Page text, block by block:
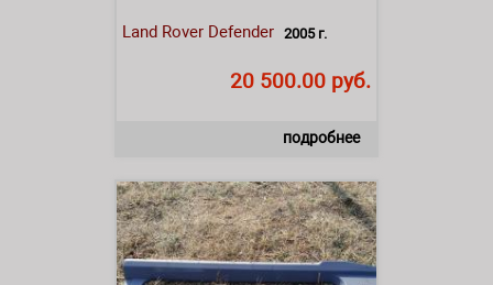
Land Rover Defender 2005 г.
20 500.00 руб.
подробнее